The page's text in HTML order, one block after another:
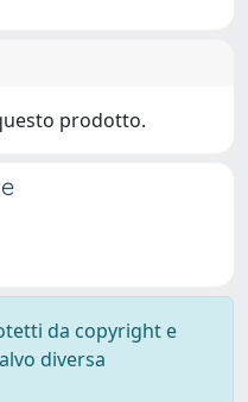
prodotto.
da copyright e
diversa